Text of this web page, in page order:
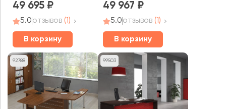
49 695
5.0отзывов (1)
В корзину
49 967
5.0отзывов (1)
В корзину
92788 99503